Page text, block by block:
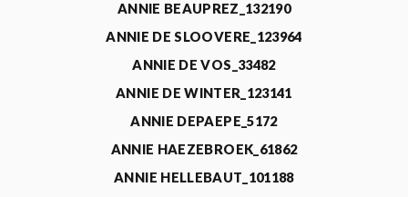
ANNIE BEAUPREZ_132190
ANNIE DE SLOOVERE_123964
ANNIE DE VOS_33482
ANNIE DE WINTER_123141
ANNIE DEPAEPE_5172
ANNIE HAEZEBROEK_61862
ANNIE HELLEBAUT_101188